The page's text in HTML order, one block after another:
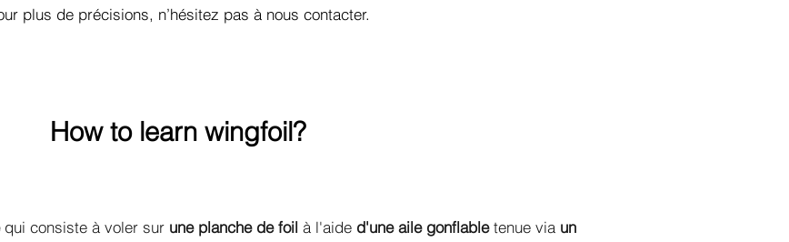
plus de précisions, n’hésitez pas à nous contacter.
How to learn wingfoil?
qui consiste à voler sur une planche de foil à l'aide d'une aile gonflabletenue via un